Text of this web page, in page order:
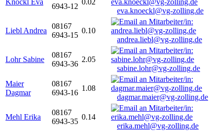
Knöckl Eva
6943-12
0.02
eva.knoeckl@vg-zolling.de
Liebl Andrea
08167
6943-15
0.10
andrea.liebl@vg-zolling.de
Lohr Sabine
08167
6943-36
2.05
sabine.lohr@vg-zolling.de
Maier
Dagmar
08167
6943-16
1.08
dagmar.maier@vg-zolling.de
Mehl Erika
08167
6943-35
0.14
erika.mehl@vg-zolling.de